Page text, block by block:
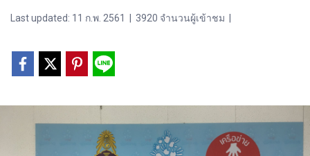
Last updated: 11 ก.พ. 2561 3920 จำนวนผู้เข้าชม